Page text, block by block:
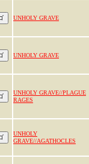
UNHOLY GRAVE
UNHOLY GRAVE
UNHOLY GRAVE//PLAGUE
RAGES
UNHOLY
GRAVE//AGATHOCLES